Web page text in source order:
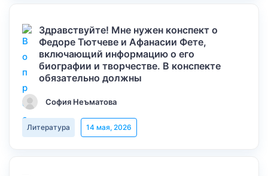
Здравствуйте! Мне нужен конспект о
Федоре Тютчеве и Афанасии Фете,
включающий информацию о его
биографии и творчестве. В конспекте
обязательно должны
София Неъматова
Литература 14 мая, 2026